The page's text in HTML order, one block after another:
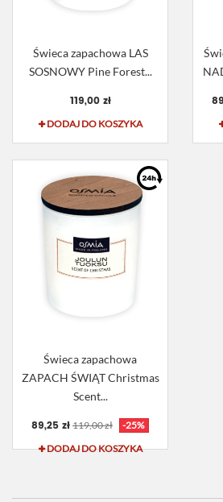
Świeca zapachowa LAS
SOSNOWY Pine Forest...
119,00 zł
DODAJ DO KOSZYKA
Świeca zapachowa
ZAPACH ŚWIĄT Christmas
Scent...
89,25 zł 119,00 zł
-25%
DODAJ DO KOSZYKA